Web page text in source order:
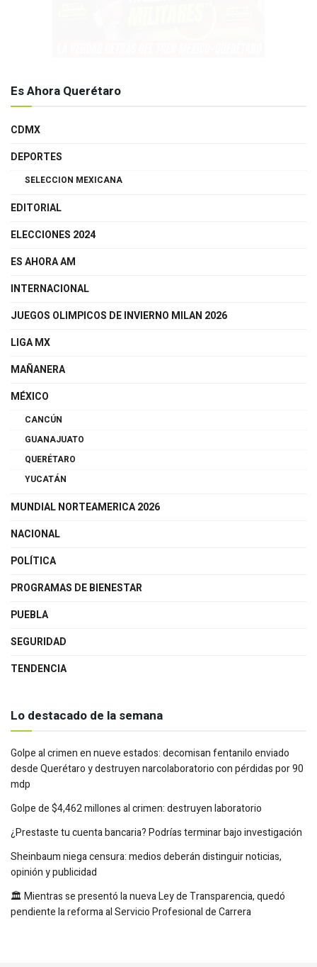
Es Ahora Querétaro
CDMX
DEPORTES
SELECCION MEXICANA
EDITORIAL
ELECCIONES 2024
ES AHORA AM
INTERNACIONAL
JUEGOS OLIMPICOS DE INVIERNO MILAN 2026
LIGA MX
MAÑANERA
MÉXICO
CANCÚN
GUANAJUATO
QUERÉTARO
YUCATÁN
MUNDIAL NORTEAMERICA 2026
NACIONAL
POLÍTICA
PROGRAMAS DE BIENESTAR
PUEBLA
SEGURIDAD
TENDENCIA
Lo destacado de la semana
Golpe al crimen en nueve estados: decomisan fentanilo enviado
desde Querétaro y destruyen narcolaboratorio con pérdidas por 90
mdp
Golpe de $4,462 millones al crimen: destruyen laboratorio
¿Prestaste tu cuenta bancaria? Podrías terminar bajo investigación
Sheinbaum niega censura: medios deberán distinguir noticias,
opinión y publicidad
🏛️ Mientras se presentó la nueva Ley de Transparencia, quedó
pendiente la reforma al Servicio Profesional de Carrera